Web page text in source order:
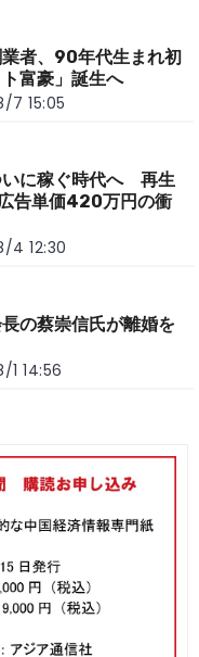
者、90年代生まれ初
富豪」誕生へ
7 15:05
いに稼ぐ時代へ 再生
告単価420万円の衝
4 12:30
の蔡崇信氏が離婚を
14:56